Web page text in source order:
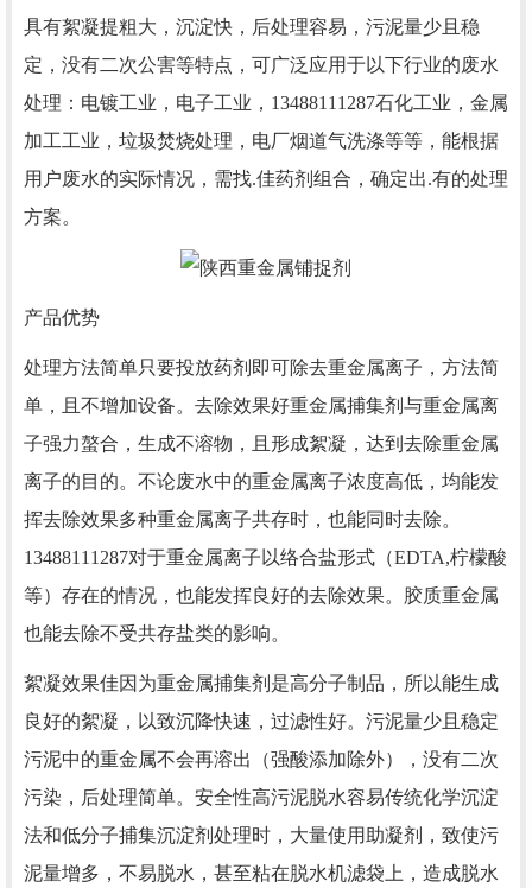
具有絮凝提粗大，沉淀快，后处理容易，污泥量少且稳
定，没有二次公害等特点，可广泛应用于以下行业的废水
处理：电镀工业，电子工业，13488111287石化工业，金属
加工工业，垃圾焚烧处理，电厂烟道气洗涤等等，能根据
用户废水的实际情况，需找.佳药剂组合，确定出.有的处理
方案。
产品优势
处理方法简单只要投放药剂即可除去重金属离子，方法简
单，且不增加设备。去除效果好重金属捕集剂与重金属离
子强力螯合，生成不溶物，且形成絮凝，达到去除重金属
离子的目的。不论废水中的重金属离子浓度高低，均能发
挥去除效果多种重金属离子共存时，也能同时去除。
13488111287对于重金属离子以络合盐形式（EDTA,柠檬酸
等）存在的情况，也能发挥良好的去除效果。胶质重金属
也能去除不受共存盐类的影响。
絮凝效果佳因为重金属捕集剂是高分子制品，所以能生成
良好的絮凝，以致沉降快速，过滤性好。污泥量少且稳定
污泥中的重金属不会再溶出（强酸添加除外），没有二次
污染，后处理简单。安全性高污泥脱水容易传统化学沉淀
法和低分子捕集沉淀剂处理时，大量使用助凝剂，致使污
泥量增多，不易脱水，甚至粘在脱水机滤袋上，造成脱水